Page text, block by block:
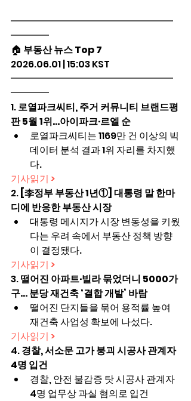
━━━━━━━━━━━━━━━━━
━━━━
🏠 부동산 뉴스 Top 7
2026.06.01 | 15:03 KST
━━━━━━━━━━━━━━━━━
━━━━
1. 로열파크씨티, 주거 커뮤니티 브랜드평
판 5월 1위…아이파크·르엘 순
로열파크씨티는 1169만 건 이상의 빅
데이터 분석 결과 1위 자리를 차지했
다.
기사읽기 >
2. [李정부 부동산 1년①] 대통령 말 한마
디에 반응한 부동산 시장
대통령 메시지가 시장 변동성을 키웠
다는 우려 속에서 부동산 정책 방향
이 결정됐다.
기사읽기 >
3. 떨어진 아파트·빌라 묶었더니 5000가
구… 분당 재건축 ‘결합 개발’ 바람
떨어진 단지들을 묶어 용적률 높여
재건축 사업성 확보에 나섰다.
기사읽기 >
4. 경찰, 서소문 고가 붕괴 시공사 관계자
4명 입건
경찰, 안전 불감증 탓 시공사 관계자
4명 업무상 과실 혐의로 입건